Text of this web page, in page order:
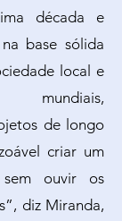
década e
base sólida
local e
mundiais,
de longo
criar um
ouvir os
diz Miranda,